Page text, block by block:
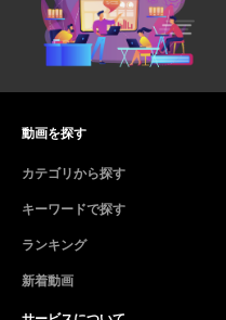
動画を探す
カテゴリから探す
キーワードで探す
ランキング
新着動画